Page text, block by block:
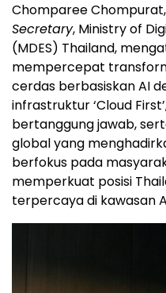
Chomparee Chompurat,
Secretary, Ministry of
(MDES) Thailand,
mempercepat
cerdas berbasiskan AI
infrastruktur ‘Cloud
bertanggung jawab,
global yang
berfokus pada
memperkuat posisi
terpercaya di kawasan